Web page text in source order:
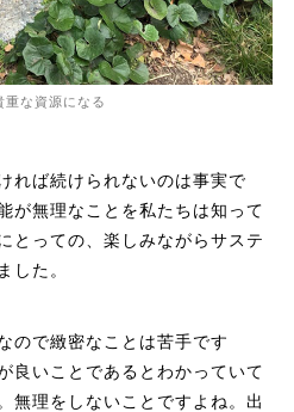
重な資源になる
れば続けられないのは事実で
が無理なことを私たちは知って
とっての、楽しみながらサステ
した。
ので緻密なことは苦手です
良いことであるとわかっていて
無理をしないことですよね。出